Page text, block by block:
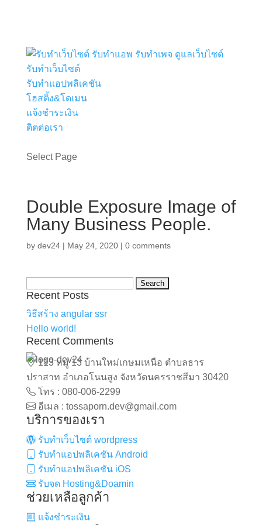
รับทำเว็บไซต์
รับทำแอปพลิเคชัน
โฮสติ้ง&โดเมน
แจ้งชำระเงิน
ติตต่อเรา
Select Page
Double Exposure Image of
Many Business People.
by dev24| May 24, 2020| 0 comments
for:
Recent Posts
วิธีสร้าง angular ssr
Hello world!
Recent Comments
113 หมู่ 13 บ้านใหม่เกษมเหนือ ตำบลธาร
ปราสาท อำเภอโนนสูง จังหวัดนครราชสีมา 30420
โทร : 080-006-2299
อีเมล : tossaporn.dev@gmail.com
บริการของเรา
รับทำเว็บไซต์ wordpress
รับทำแอปพลิเคชัน Android
รับทำแอปพลิเคชัน iOS
รับจด Hosting&Doamin
ช่วยเหลือลูกค้า
แจ้งชำระเงิน